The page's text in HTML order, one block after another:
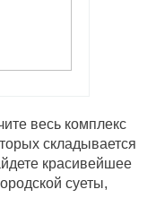
весь комплекс
складывается
красивейшее
суеты,